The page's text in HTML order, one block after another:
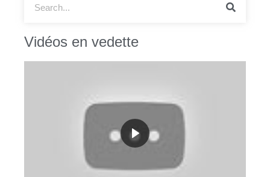
Vidéos en vedette